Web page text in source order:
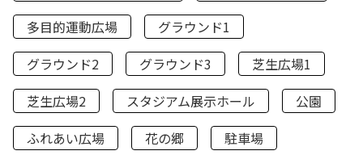
多目的運動広場
グラウンド1
グラウンド2
グラウンド3
芝生広場1
芝生広場2
スタジアム展示ホール
公園
ふれあい広場
花の郷
駐車場